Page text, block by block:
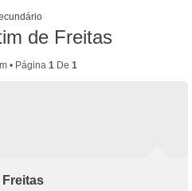
de Freitas
• Página 1De 1
Freitas